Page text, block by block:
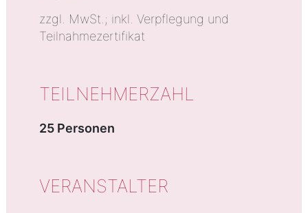
zzgl. MwSt.; inkl. Verpflegung und
Teilnahmezertifikat
TEILNEHMERZAHL
25 Personen
VERANSTALTER